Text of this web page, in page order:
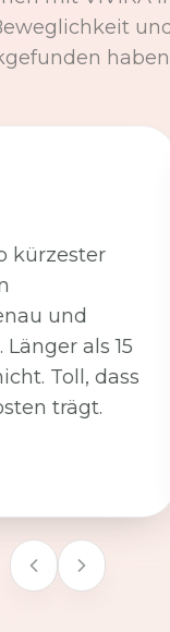
kürzester
und
als 15
Toll, dass
trägt.